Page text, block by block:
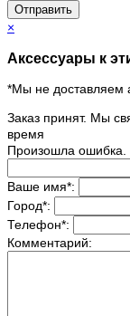
Отправить
×
Аксессуары к
*Мы не доставляем
Заказ принят. Мы
время
Произошла ошибка.
Ваше имя*:
Город*:
Телефон*:
Комментарий: